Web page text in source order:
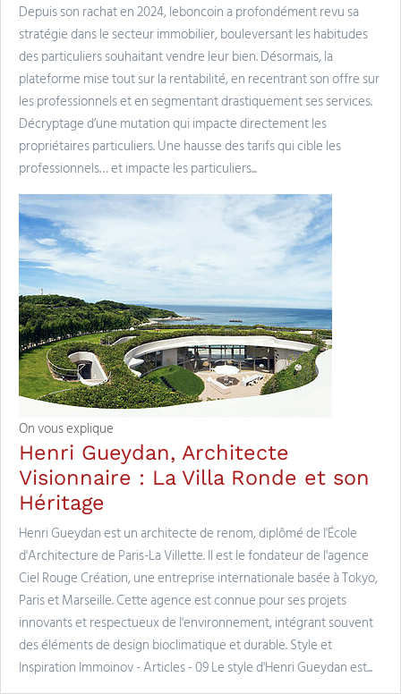
Depuis son rachat en 2024, leboncoin a profondément revu sa
stratégie dans le secteur immobilier, bouleversant les habitudes
des particuliers souhaitant vendre leur bien. Désormais, la
plateforme mise tout sur la rentabilité, en recentrant son offre sur
les professionnels et en segmentant drastiquement ses services.
Décryptage d’une mutation qui impacte directement les
propriétaires particuliers. Une hausse des tarifs qui cible les
professionnels… et impacte les particuliers...
On vous explique
Henri Gueydan, Architecte
Visionnaire : La Villa Ronde et son
Héritage
Henri Gueydan est un architecte de renom, diplômé de l'École
d'Architecture de Paris-La Villette. Il est le fondateur de l'agence
Ciel Rouge Création, une entreprise internationale basée à Tokyo,
Paris et Marseille. Cette agence est connue pour ses projets
innovants et respectueux de l'environnement, intégrant souvent
des éléments de design bioclimatique et durable. Style et
Inspiration Immoinov - Articles - 09 Le style d'Henri Gueydan est...